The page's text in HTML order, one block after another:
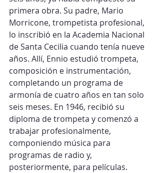
primera obra. Su padre, Mario
Morricone, trompetista profesional,
lo inscribió en la Academia Nacional
de Santa Cecilia cuando tenía nueve
años. Allí, Ennio estudió trompeta,
composición e instrumentación,
completando un programa de
armonía de cuatro años en tan solo
seis meses. En 1946, recibió su
diploma de trompeta y comenzó a
trabajar profesionalmente,
componiendo música para
programas de radio y,
posteriormente, para películas.